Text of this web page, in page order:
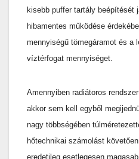
kisebb puffer tartály beépítését
hibamentes működése
mennyiségű tömegáramot és a
víztérfogat mennyiséget.
Amennyiben radiátoros
akkor sem kell egyből
nagy többségében
hőtechnikai számolást
eredetileg esetlegesen